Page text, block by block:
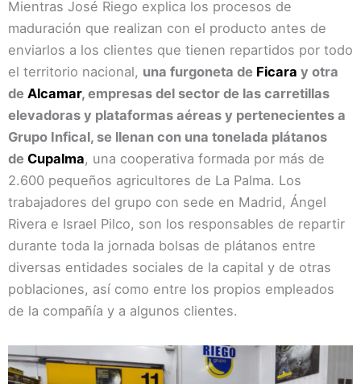
Mientras José Riego explica los procesos de
maduración que realizan con el producto antes de
enviarlos a los clientes que tienen repartidos por todo
el territorio nacional, una furgoneta de Ficara y otra
de Alcamar, empresas del sector de las carretillas
elevadoras y plataformas aéreas y pertenecientes a
Grupo Infical, se llenan con una tonelada plátanos
de Cupalma, una cooperativa formada por más de
2.600 pequeños agricultores de La Palma. Los
trabajadores del grupo con sede en Madrid, Ángel
Rivera e Israel Pilco, son los responsables de repartir
durante toda la jornada bolsas de plátanos entre
diversas entidades sociales de la capital y de otras
poblaciones, así como entre los propios empleados
de la compañía y a algunos clientes.